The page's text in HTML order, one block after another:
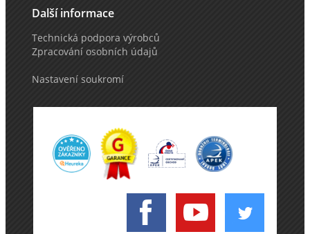
Další informace
Technická podpora výrobců
Zpracování osobních údajů
Nastavení soukromí